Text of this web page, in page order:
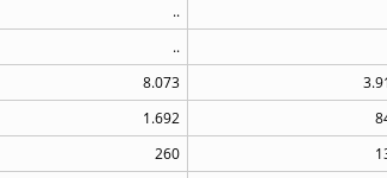
..
..
8.073
1.692
260